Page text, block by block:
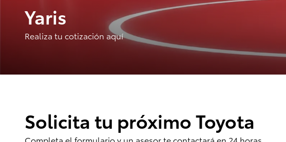
Yaris
Realiza tu cotización aquí
Solicita tu próximo Toyota